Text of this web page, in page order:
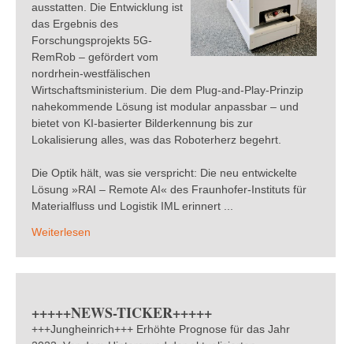
ausstatten. Die Entwicklung ist
das Ergebnis des
Forschungsprojekts 5G-
RemRob – gefördert vom
nordrhein-westfälischen
Wirtschaftsministerium. Die dem Plug-and-Play-Prinzip
nahekommende Lösung ist modular anpassbar – und
bietet von KI-basierter Bilderkennung bis zur
Lokalisierung alles, was das Roboterherz begehrt.
Die Optik hält, was sie verspricht: Die neu entwickelte
Lösung »RAI – Remote AI« des Fraunhofer-Instituts für
Materialfluss und Logistik IML erinnert ...
Weiterlesen
+++++NEWS-TICKER+++++
+++Jungheinrich+++ Erhöhte Prognose für das Jahr